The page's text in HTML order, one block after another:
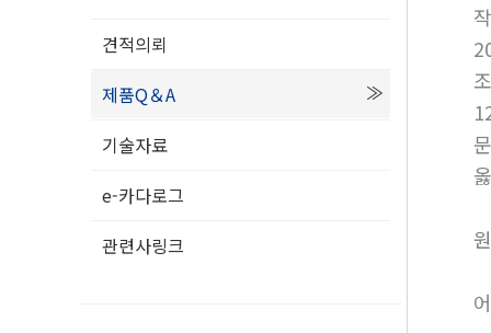
견적의뢰
제품Q＆A
기술자료
e-카다로그
관련사링크